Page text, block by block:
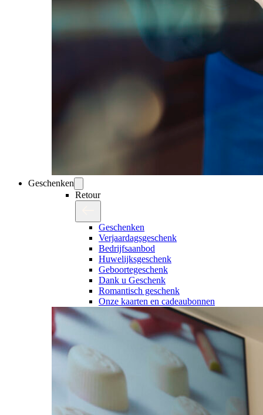
Geschenken
Retour
Geschenken
Verjaardagsgeschenk
Bedrijfsaanbod
Huwelijksgeschenk
Geboortegeschenk
Dank u Geschenk
Romantisch geschenk
Onze kaarten en cadeaubonnen